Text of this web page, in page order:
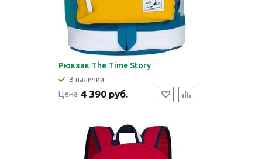
Рюкзак The Time Story
В наличии
Цена 4 390 руб.